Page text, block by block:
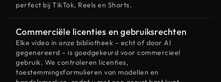
perfect bij TikTok, Reels en Shorts.
Commerciële licenties en gebruiksrechten
Elke video in onze bibliotheek – echt of door AI
gegenereerd – is goedgekeurd voor commercieel
gebruik. We controleren licenties,
toestemmingsformulieren van modellen en